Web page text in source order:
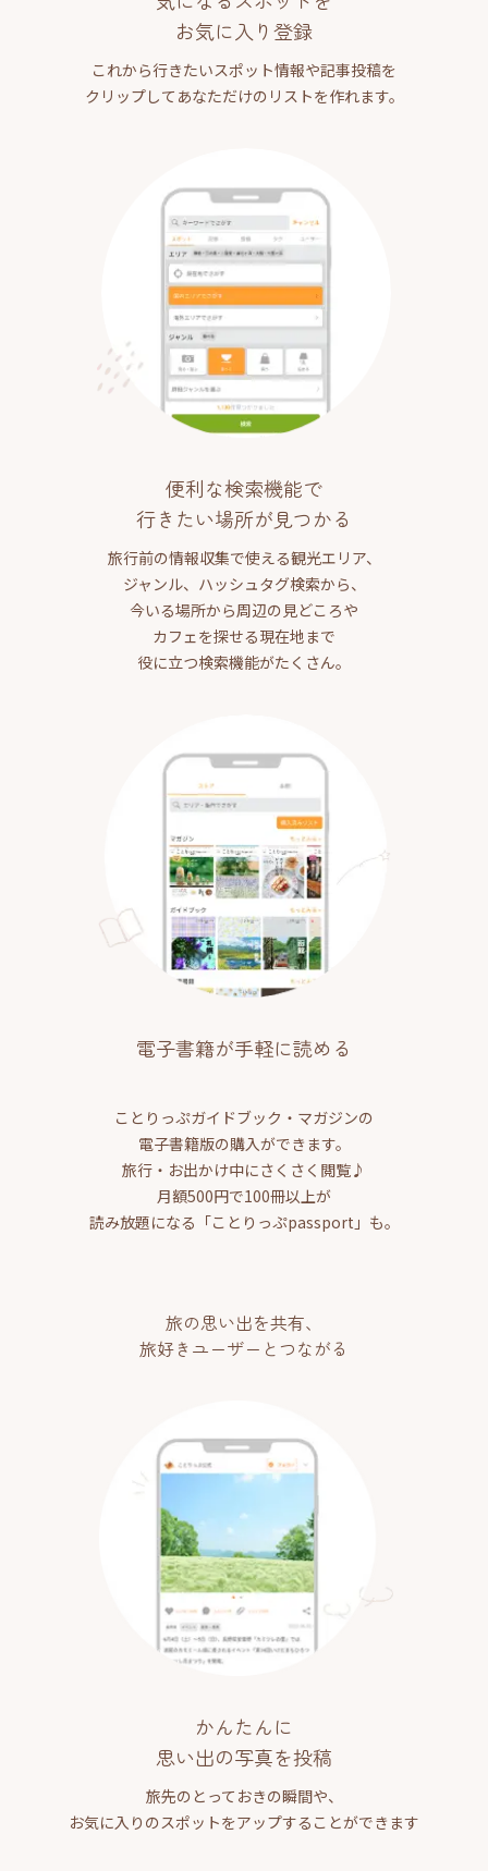
お気に入り登録
これから行きたいスポット情報や記事投稿を
クリップしてあなただけのリストを作れます。
便利な検索機能で
行きたい場所が見つかる
旅行前の情報収集で使える観光エリア、
ジャンル、ハッシュタグ検索から、
今いる場所から周辺の見どころや
カフェを探せる現在地まで
役に立つ検索機能がたくさん。
電子書籍が手軽に読める
ことりっぷガイドブック・マガジンの
電子書籍版の購入ができます。
旅行・お出かけ中にさくさく閲覧♪
月額500円で100冊以上が
読み放題になる「ことりっぷpassport」も。
旅の思い出を共有、
旅好きユーザーとつながる
かんたんに
思い出の写真を投稿
旅先のとっておきの瞬間や、
お気に入りのスポットをアップすることができます